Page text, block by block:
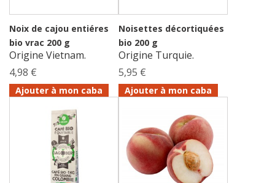
Noix de cajou entiéres
bio vrac 200 g
Origine Vietnam.
4,98 €
Ajouter à mon caba
Noisettes décortiquées
bio 200 g
Origine Turquie.
5,95 €
Ajouter à mon caba